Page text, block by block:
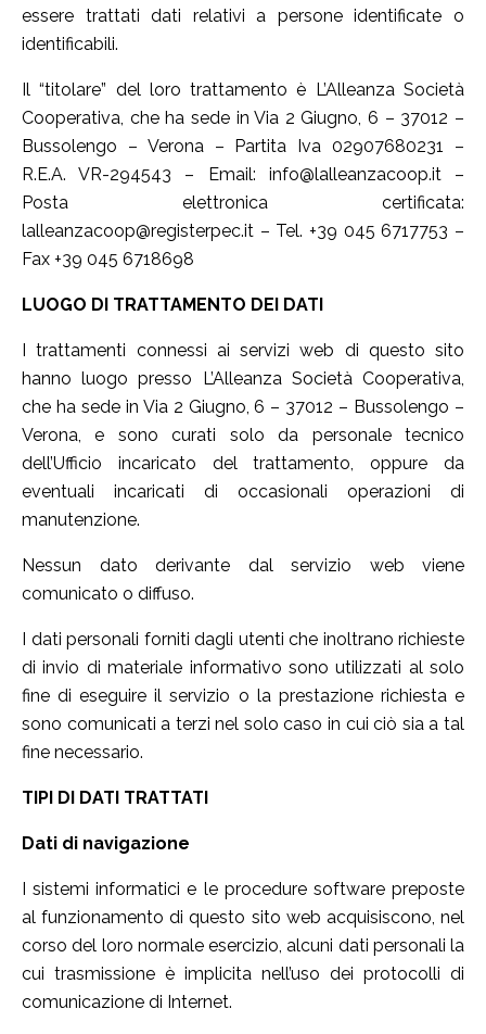
essere trattati dati relativi a persone identificate o
identificabili.
Il “titolare” del loro trattamento è L’Alleanza Società
Cooperativa, che ha sede in Via 2 Giugno, 6 – 37012 –
Bussolengo – Verona – Partita Iva 02907680231 –
R.E.A. VR-294543 – Email: info@lalleanzacoop.it –
Posta elettronica certificata:
lalleanzacoop@registerpec.it – Tel. +39 045 6717753 –
Fax +39 045 6718698
LUOGO DI TRATTAMENTO DEI DATI
I trattamenti connessi ai servizi web di questo sito
hanno luogo presso L’Alleanza Società Cooperativa,
che ha sede in Via 2 Giugno, 6 – 37012 – Bussolengo –
Verona, e sono curati solo da personale tecnico
dell’Ufficio incaricato del trattamento, oppure da
eventuali incaricati di occasionali operazioni di
manutenzione.
Nessun dato derivante dal servizio web viene
comunicato o diffuso.
I dati personali forniti dagli utenti che inoltrano richieste
di invio di materiale informativo sono utilizzati al solo
fine di eseguire il servizio o la prestazione richiesta e
sono comunicati a terzi nel solo caso in cui ciò sia a tal
fine necessario.
TIPI DI DATI TRATTATI
Dati di navigazione
I sistemi informatici e le procedure software preposte
al funzionamento di questo sito web acquisiscono, nel
corso del loro normale esercizio, alcuni dati personali la
cui trasmissione è implicita nell’uso dei protocolli di
comunicazione di Internet.